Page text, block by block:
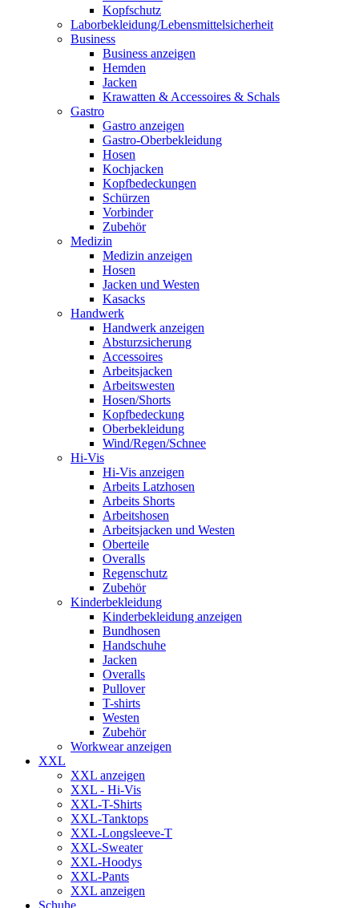
Kopfschutz
Laborbekleidung/Lebensmittelsicherheit
Business
Business anzeigen
Hemden
Jacken
Krawatten & Accessoires & Schals
Gastro
Gastro anzeigen
Gastro-Oberbekleidung
Hosen
Kochjacken
Kopfbedeckungen
Schürzen
Vorbinder
Zubehör
Medizin
Medizin anzeigen
Hosen
Jacken und Westen
Kasacks
Handwerk
Handwerk anzeigen
Absturzsicherung
Accessoires
Arbeitsjacken
Arbeitswesten
Hosen/Shorts
Kopfbedeckung
Oberbekleidung
Wind/Regen/Schnee
Hi-Vis
Hi-Vis anzeigen
Arbeits Latzhosen
Arbeits Shorts
Arbeitshosen
Arbeitsjacken und Westen
Oberteile
Overalls
Regenschutz
Zubehör
Kinderbekleidung
Kinderbekleidung anzeigen
Bundhosen
Handschuhe
Jacken
Overalls
Pullover
T-shirts
Westen
Zubehör
Workwear anzeigen
XXL
XXL anzeigen
XXL - Hi-Vis
XXL-T-Shirts
XXL-Tanktops
XXL-Longsleeve-T
XXL-Sweater
XXL-Hoodys
XXL-Pants
XXL anzeigen
Schuhe